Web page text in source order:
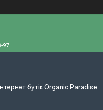
97
бутік Organic Paradise